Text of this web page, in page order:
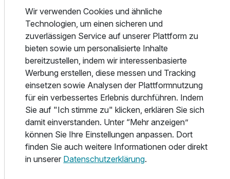
Ausstattung
Zusatznächte
Für 5 Tage p.P. ab992,00 €
Chalet C
Pools: Indoorpool mit Whirlpool, beheizter Außenpool,
Naturschwimmteich.
Spa-Behandlungen: Massagen, Beauty-Anwendungen.
Vital Bistro: Gesunde Snacks und Erfrischungen.
Der Zugang zur Saunalandschaft ist ab 16 Jahren
gestattet.
Sport & Aktivitäten
Das Resort bietet zahlreiche Freizeitmöglichkeiten:
Sporteinrichtungen: Tennisplätze (innen und außen),
Fußballfeld, Beachvolleyball, Minigolf, Fitnessraum.
vilavitapannonia.at
Wassersport: Badesee mit Sandstrand, Tretboote, Stand-
Wir verwenden Cookies und ähnliche
Technologien, um einen sicheren und
zuverlässigen Service auf unserer Plattform zu
bieten sowie um personalisierte Inhalte
bereitzustellen, indem wir interessenbasierte
Werbung erstellen, diese messen und Tracking
einsetzen sowie Analysen der Plattformnutzung
für ein verbessertes Erlebnis durchführen. Indem
Sie auf "Ich stimme zu" klicken, erklären Sie sich
damit einverstanden. Unter “Mehr anzeigen”
können Sie Ihre Einstellungen anpassen. Dort
finden Sie auch weitere Informationen oder direkt
in unserer Datenschutzerklärung.